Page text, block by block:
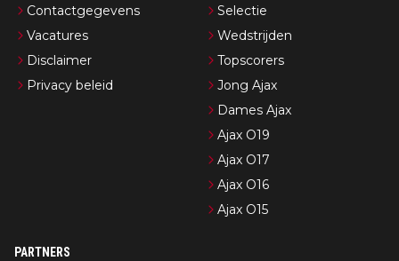
Contactgegevens
Vacatures
Disclaimer
Privacy beleid
Selectie
Wedstrijden
Topscorers
Jong Ajax
Dames Ajax
Ajax O19
Ajax O17
Ajax O16
Ajax O15
PARTNERS